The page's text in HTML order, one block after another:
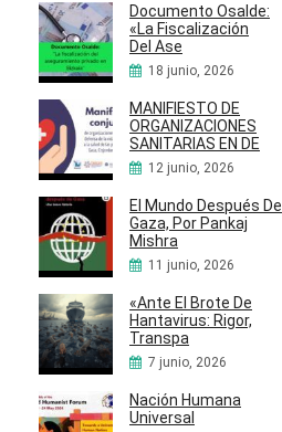
Documento Osalde:
«La Fiscalización
Del Ase
18 junio, 2026
MANIFIESTO DE
ORGANIZACIONES
SANITARIAS EN DE
12 junio, 2026
El Mundo Después De
Gaza, Por Pankaj
Mishra
11 junio, 2026
«Ante El Brote De
Hantavirus: Rigor,
Transpa
7 junio, 2026
Nación Humana
Universal